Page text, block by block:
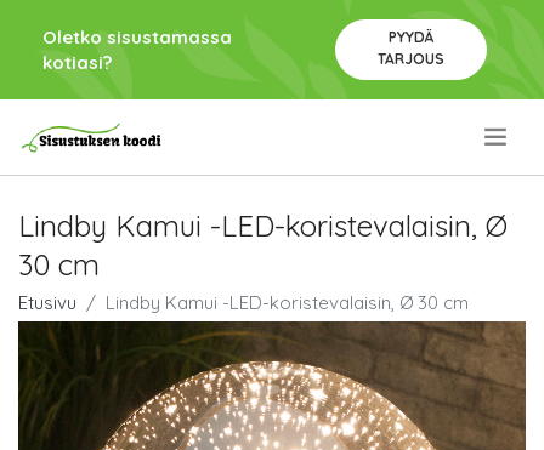
Oletko sisustamassa
kotiasi?
PYYDÄ
TARJOUS
Lindby Kamui -LED-koristevalaisin, Ø
30 cm
Etusivu Lindby Kamui -LED-koristevalaisin, Ø 30 cm